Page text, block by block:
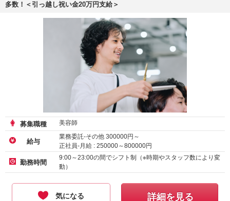
多数！＜引っ越し祝い金20万円支給＞
募集職種 美容師
給与
業務委託-その他 300000円～
正社員-月給 : 250000～800000円
アルバイト・パート-時給 :1500～3690円
勤務時間
9:00～23:00の間でシフト制（※時期やスタッフ数により変
動）
気になる 詳細を見る